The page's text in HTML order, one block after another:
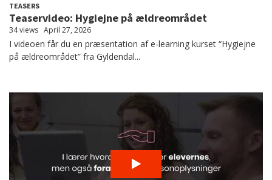
TEASERS
Teaservideo: Hygiejne på ældreområdet
34 views April 27, 2026
I videoen får du en præsentation af e-learning kurset “Hygiejne
på ældreområdet” fra Gyldendal...